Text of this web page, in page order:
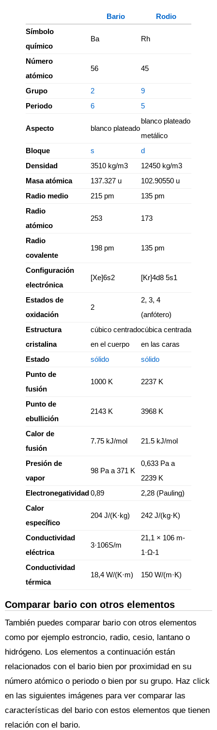
Bario
Rodio
Símbolo
químico
Ba Rh
Número
atómico
56 45
Grupo 2
9
Periodo
6 5
Aspecto blanco plateado
blanco plateado
metálico
Bloque
s
d
Densidad
3510 kg/m3
12450 kg/m3
Masa atómica
137.327 u
102.90550 u
Radio medio
215 pm
135 pm
Radio
atómico
253 173
Radio
covalente
198 pm 135 pm
Configuración
electrónica
[Xe]6s2 [Kr]4d8 5s1
Estados de
oxidación
2
2, 3, 4
(anfótero)
Estructura
cristalina
cúbico centrado
en el cuerpo
cúbica centrada
en las caras
Estado
sólido
sólido
Punto de
fusión
1000 K 2237 K
Punto de
ebullición
2143 K 3968 K
Calor de
fusión
7.75 kJ/mol 21.5 kJ/mol
Presión de
vapor
98 Pa a 371 K
0,633 Pa a
2239 K
Electronegatividad0,89
2,28 (Pauling)
Calor
específico
204 J/(K·kg) 242 J/(kg·K)
Conductividad
eléctrica
3·106S/m
21,1 × 106 m-
1·Ω-1
Conductividad
térmica
18,4 W/(K·m) 150 W/(m·K)
Comparar bario con otros elementos
También puedes comparar bario con otros elementos
como por ejemplo estroncio, radio, cesio, lantano o
hidrógeno. Los elementos a continuación están
relacionados con el bario bien por proximidad en su
número atómico o periodo o bien por su grupo. Haz click
en las siguientes imágenes para ver comparar las
características del bario con estos elementos que tienen
relación con el bario.